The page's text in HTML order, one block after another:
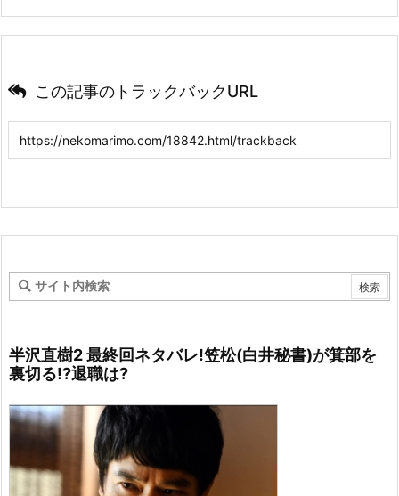
この記事のトラックバックURL
半沢直樹2 最終回ネタバレ!笠松(白井秘書)が箕部を
裏切る!?退職は?